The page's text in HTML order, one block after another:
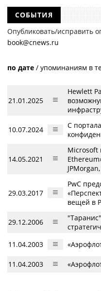
СОБЫТИЯ
Опубликовать/исправить
book@cnews.ru
по дате / упоминаниям в
21.01.2025
Hewlett
10.07.2024
С
14.05.2021
Microsoft
29.03.2017
PwC
вещей в
29.12.2006
11.04.2003
11.04.2003